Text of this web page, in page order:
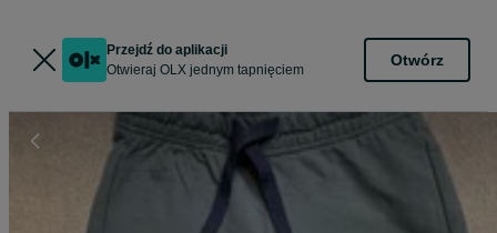
Przejdź do aplikacji
Otwieraj OLX jednym tapnięciem
Otwórz